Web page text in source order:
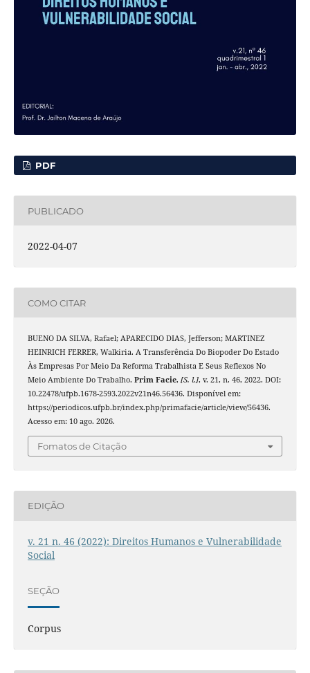
PDF
PUBLICADO
2022-04-07
COMO CITAR
BUENO DA SILVA, Rafael; APARECIDO DIAS, Jefferson; MARTINEZ
HEINRICH FERRER, Walkiria. A Transferência Do Biopoder Do Estado
Às Empresas Por Meio Da Reforma Trabalhista E Seus Reflexos No
Meio Ambiente Do Trabalho. Prim Facie, [S. l.], v. 21, n. 46, 2022. DOI:
10.22478/ufpb.1678-2593.2022v21n46.56436. Disponível em:
https://periodicos.ufpb.br/index.php/primafacie/article/view/56436.
Acesso em: 10 ago. 2026.
Fomatos de Citação
EDIÇÃO
v. 21 n. 46 (2022): Direitos Humanos e Vulnerabilidade
Social
SEÇÃO
Corpus